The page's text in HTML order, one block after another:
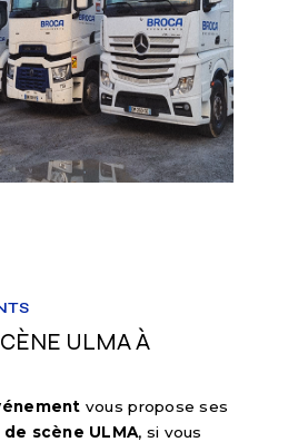
vous propose ses
scène ULMA, si vous